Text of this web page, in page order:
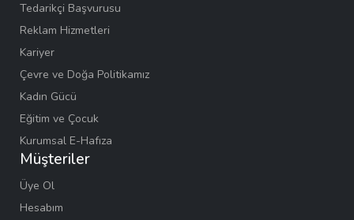
Tedarikçi Başvurusu
Reklam Hizmetleri
Kariyer
Çevre ve Doğa Politikamız
Kadın Gücü
Eğitim ve Çocuk
Kurumsal E-Hafıza
Müşteriler
Üye Ol
Hesabım